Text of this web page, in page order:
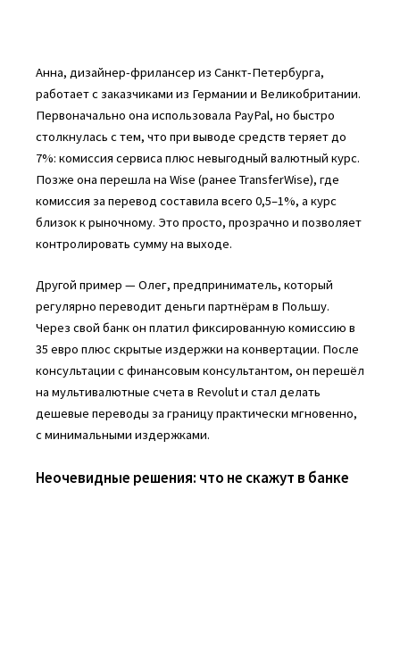
Анна, дизайнер-фрилансер из Санкт-Петербурга,
работает с заказчиками из Германии и Великобритании.
Первоначально она использовала PayPal, но быстро
столкнулась с тем, что при выводе средств теряет до
7%: комиссия сервиса плюс невыгодный валютный курс.
Позже она перешла на Wise (ранее TransferWise), где
комиссия за перевод составила всего 0,5–1%, а курс
близок к рыночному. Это просто, прозрачно и позволяет
контролировать сумму на выходе.
Другой пример — Олег, предприниматель, который
регулярно переводит деньги партнёрам в Польшу.
Через свой банк он платил фиксированную комиссию в
35 евро плюс скрытые издержки на конвертации. После
консультации с финансовым консультантом, он перешёл
на мультивалютные счета в Revolut и стал делать
дешевые переводы за границу практически мгновенно,
с минимальными издержками.
Неочевидные решения: что не скажут в банке